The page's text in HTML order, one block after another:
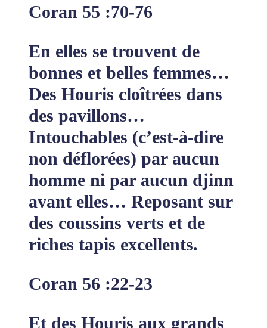
Coran 55 :70-76
En elles se trouvent de
bonnes et belles femmes…
Des Houris cloîtrées dans
des pavillons…
Intouchables (c’est-à-dire
non déflorées) par aucun
homme ni par aucun djinn
avant elles… Reposant sur
des coussins verts et de
riches tapis excellents.
Coran 56 :22-23
Et des Houris aux grands